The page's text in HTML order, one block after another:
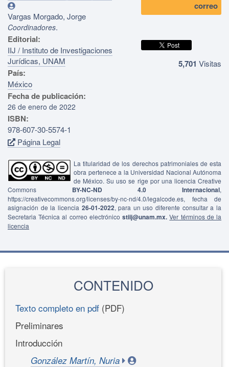
Vargas Morgado, Jorge
Coordinadores.
Editorial:
IIJ / Instituto de Investigaciones
Jurídicas, UNAM
País:
México
Fecha de publicación:
26 de enero de 2022
ISBN:
978-607-30-5574-1
Página Legal
correo
5,701 Visitas
La titularidad de los derechos patrimoniales de esta
obra pertenece a la Universidad Nacional Autónoma
de México. Su uso se rige por una licencia Creative
Commons BY-NC-ND 4.0 Internacional,
https://creativecommons.org/licenses/by-nc-nd/4.0/legalcode.es, fecha de
asignación de la licencia 26-01-2022, para un uso diferente consultar a la
Secretaria Técnica al correo electrónicostiij@unam.mx. Ver términos de la
licencia
CONTENIDO
Texto completo en pdf (PDF)
Preliminares
Introducción
González Martín, Nuria